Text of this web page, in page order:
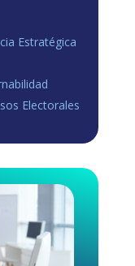
Estratégica
Electorales